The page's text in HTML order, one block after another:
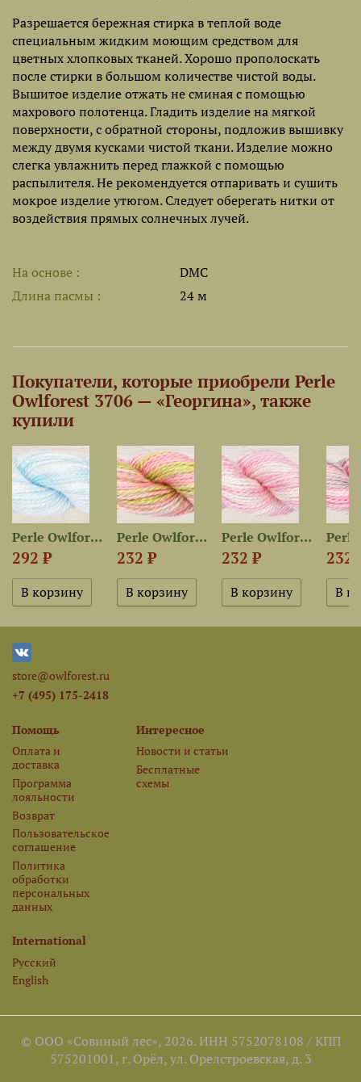
Разрешается бережная стирка в теплой воде
специальным жидким моющим средством для
цветных хлопковых тканей. Хорошо прополоскать
после стирки в большом количестве чистой воды.
Вышитое изделие отжать не сминая с помощью
махрового полотенца. Гладить изделие на мягкой
поверхности, с обратной стороны, подложив вышивку
между двумя кусками чистой ткани. Изделие можно
слегка увлажнить перед глажкой с помощью
распылителя. Не рекомендуется отпаривать и сушить
мокрое изделие утюгом. Следует оберегать нитки от
воздействия прямых солнечных лучей.
На основе
DMC
Длина пасмы
24 м
Покупатели, которые приобрели Perle
Owlforest 3706 — «Георгина», также
купили
Perle Owlforest 3412—...
292 ₽
Perle Owlforest 3704 —...
232 ₽
Perle Owlforest 3506 —...
232 ₽ 232
store@owlforest.ru
+7 (495) 175-2418
Помощь
Оплата и
доставка
Программа
лояльности
Возврат
Пользовательское
соглашение
Политика
обработки
персональных
данных
Интересное
Новости и статьи
Бесплатные
схемы
International
Русский
English
© ООО «Совиный лес», 2026. ИНН 5752078108 / КПП
575201001, г. Орёл, ул. Орелстроевская, д. 3